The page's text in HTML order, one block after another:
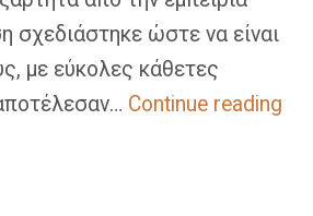
σχεδιάστηκε ώστε να είναι
με εύκολες κάθετες
Continue reading